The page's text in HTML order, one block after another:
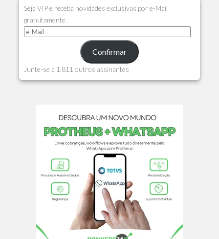
Seja VIP e receba novidades exclusivas por e-Mail
gratuitamente.
Confirmar
Junte-se a 1.811 outros assinantes